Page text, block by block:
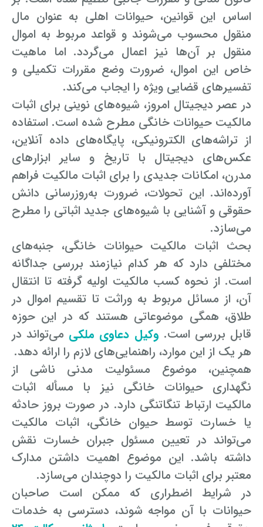
تبانی در معاملات دولتی
اوراق کردن اتومبیل بدون مجوز قانونی
شکایت از آلودگی صوتی
وکیل کیفری آنلاین
رویکرد حادثه بدون شاهد
مشاوره حقوقی تخریب
اساس این قوانین، حیوانات اهلی به عنوان مال
منقول محسوب می‌شوند و قواعد مربوط به اموال
منقول بر آن‌ها نیز اعمال می‌گردد. اما ماهیت
خاص این اموال، ضرورت وضع مقررات تکمیلی و
تفسیرهای قضایی ویژه را ایجاب می‌کند.
در عصر دیجیتال امروز، شیوه‌های نوینی برای اثبات
مالکیت حیوانات خانگی مطرح شده است. استفاده
از تراشه‌های الکترونیکی، پایگاه‌های داده آنلاین،
عکس‌های دیجیتال با تاریخ و سایر ابزارهای
مدرن، امکانات جدیدی را برای اثبات مالکیت فراهم
آورده‌اند. این تحولات، ضرورت به‌روزرسانی دانش
حقوقی و آشنایی با شیوه‌های جدید اثباتی را مطرح
می‌سازد.
بحث اثبات مالکیت حیوانات خانگی، جنبه‌های
مختلفی دارد که هر کدام نیازمند بررسی جداگانه
است. از نحوه کسب مالکیت اولیه گرفته تا انتقال
آن، از مسائل مربوط به وراثت تا تقسیم اموال در
طلاق، همگی موضوعاتی هستند که در این حوزه
قابل بررسی است. وکیل دعاوی ملکی می‌تواند در
هر یک از این موارد، راهنمایی‌های لازم را ارائه دهد.
همچنین، موضوع مسئولیت مدنی ناشی از
نگهداری حیوانات خانگی نیز با مسأله اثبات
مالکیت ارتباط تنگاتنگی دارد. در صورت بروز حادثه
یا خسارت توسط حیوان خانگی، اثبات مالکیت
می‌تواند در تعیین مسئول جبران خسارت نقش
داشته باشد. این موضوع اهمیت داشتن مدارک
معتبر برای اثبات مالکیت را دوچندان می‌سازد.
در شرایط اضطراری که ممکن است صاحبان
حیوانات با آن مواجه شوند، دسترسی به خدمات